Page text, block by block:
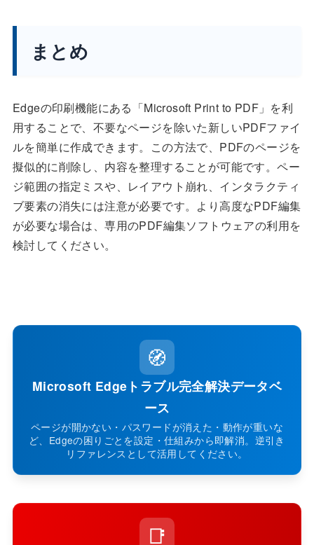
まとめ
Edgeの印刷機能にある「Microsoft Print to PDF」を利
用することで、不要なページを除いた新しいPDFファイ
ルを簡単に作成できます。この方法で、PDFのページを
擬似的に削除し、内容を整理することが可能です。ペー
ジ範囲の指定ミスや、レイアウト崩れ、インタラクティ
ブ要素の消失には注意が必要です。より高度なPDF編集
が必要な場合は、専用のPDF編集ソフトウェアの利用を
検討してください。
🧭
Microsoft Edgeトラブル完全解決データベ
ース
ページが開かない・パスワードが消えた・動作が重いな
ど、Edgeの困りごとを設定・仕組みから即解消。逆引き
リファレンスとして活用してください。
📑